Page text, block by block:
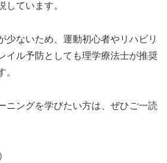
しています。
少ないため、運動初心者やリハビリ
イル予防としても理学療法士が推奨
。
ニングを学びたい方は、ぜひご一読